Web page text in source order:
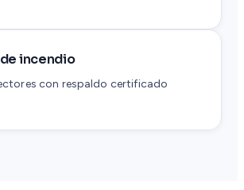
incendio
con respaldo certificado